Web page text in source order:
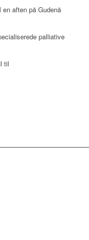
aften på Gudenå
palliative
til